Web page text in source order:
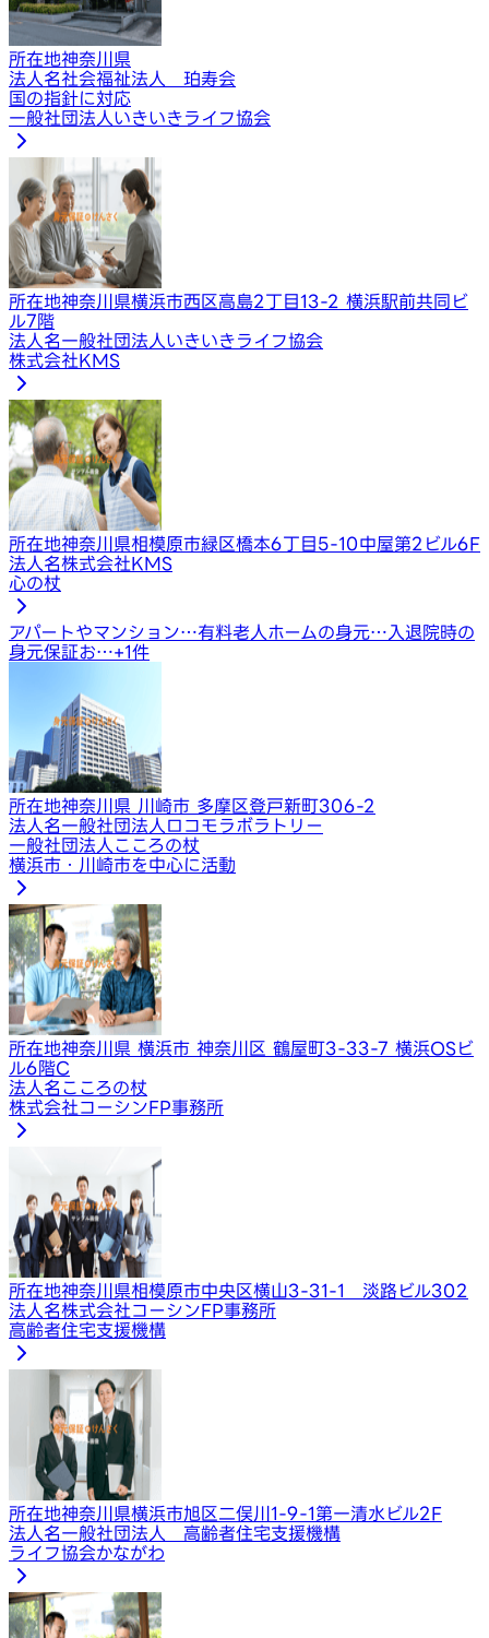
所在地神奈川県
法人名社会福祉法人 珀寿会
国の指針に対応
一般社団法人いきいきライフ協会
所在地神奈川県横浜市西区高島2丁目13-2 横浜駅前共同ビ
ル7階
法人名一般社団法人いきいきライフ協会
株式会社KMS
所在地神奈川県相模原市緑区橋本6丁目5-10中屋第2ビル6F
法人名株式会社KMS
心の杖
アパートやマンション…有料老人ホームの身元… 入退院時の
身元保証お…+1件
所在地神奈川県 川崎市 多摩区登戸新町306-2
法人名一般社団法人ロコモラボラトリー
一般社団法人こころの杖
横浜市・川崎市を中心に活動
所在地神奈川県 横浜市 神奈川区 鶴屋町3-33-7 横浜OSビ
ル6階C
法人名 こころの杖
株式会社コーシンFP事務所
所在地神奈川県相模原市中央区横山3-31-1 淡路ビル302
法人名株式会社コーシンFP事務所
高齢者住宅支援機構
所在地神奈川県横浜市旭区二俣川1-9-1第一清水ビル2F
法人名一般社団法人 高齢者住宅支援機構
ライフ協会かながわ